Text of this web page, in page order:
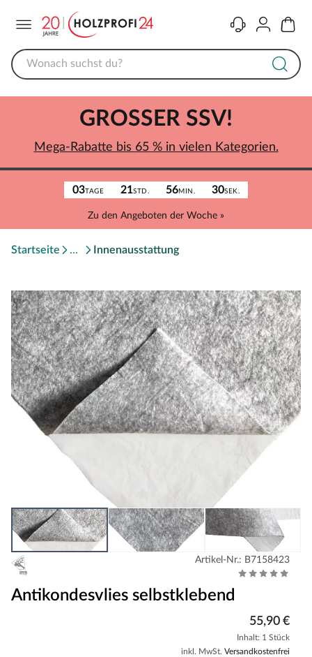
KontaktKonto
03TAGE 21STD. 56MIN. 30SEK.
Zu den Angeboten der Woche »
GROSSER SSV!
Mega-Rabatte bis 65 % in vielen Kategorien.
Startseite Innenausstattung
Artikel-Nr.: B7158423
Antikondesvlies selbstklebend
55,90 €
Inhalt: 1 Stück
inkl. MwSt. Versandkostenfrei